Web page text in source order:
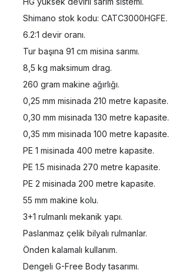
Shimano stok kodu: CATC3000HGFE.
6.2:1 devir oranı.
Tur başına 91 cm misina sarımı.
8,5 kg maksimum drag.
260 gram makine ağırlığı.
0,25 mm misinada 210 metre kapasite.
0,30 mm misinada 130 metre kapasite.
0,35 mm misinada 100 metre kapasite.
PE 1 misinada 400 metre kapasite.
PE 1.5 misinada 270 metre kapasite.
PE 2 misinada 200 metre kapasite.
55 mm makine kolu.
3+1 rulmanlı mekanik yapı.
Paslanmaz çelik bilyalı rulmanlar.
Önden kalamalı kullanım.
Dengeli G-Free Body tasarımı.